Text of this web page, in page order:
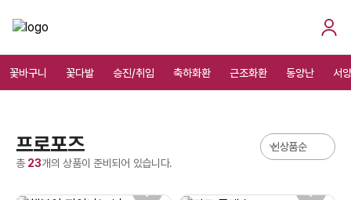
꽃바구니 꽃다발 승진/취임 축하화환 근조화환 동양난 서
프로포즈
총 23개의 상품이 준비되어 있습니다.